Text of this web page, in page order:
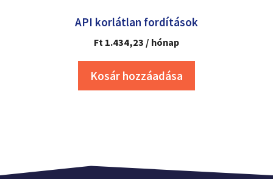
API korlátlan fordítások
Ft 1.434,23 / hónap
Kosár hozzáadása